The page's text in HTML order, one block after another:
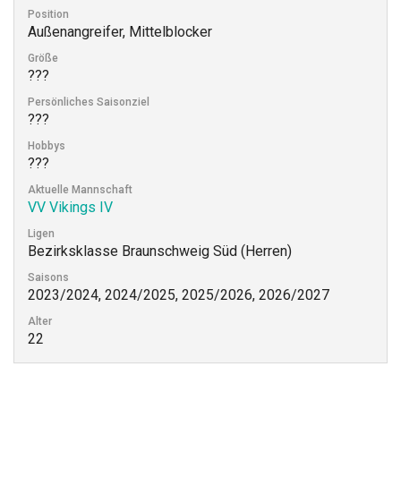
Position
Außenangreifer, Mittelblocker
Größe
???
Persönliches Saisonziel
???
Hobbys
???
Aktuelle Mannschaft
VV Vikings IV
Ligen
Bezirksklasse Braunschweig Süd (Herren)
Saisons
2023/2024, 2024/2025, 2025/2026, 2026/2027
Alter
22